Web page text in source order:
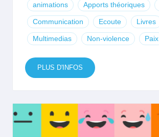
animations Apports théoriques
Communication Ecoute Livres
Multimedias Non-violence Paix
PLUS D'INFOS